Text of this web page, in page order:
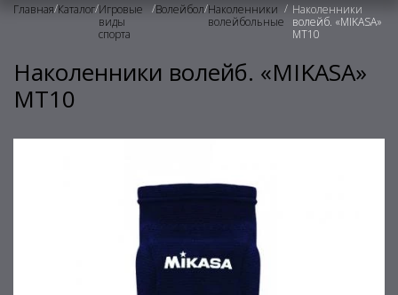
Главная/Каталог/Игровые
виды
спорта
/Волейбол/Наколенники
волейбольные
/ Наколенники
волейб. «MIKASA»
MT10
Наколенники волейб. «MIKASA»
MT10